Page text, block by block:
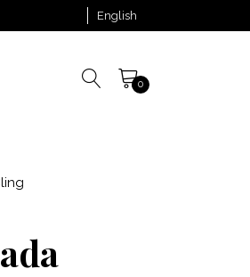
English
0